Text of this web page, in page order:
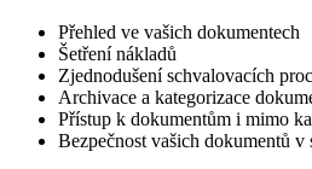
Přehled ve vašich dokumentech
Šetření nákladů
Zjednodušení schvalovacích
Archivace a kategorizace
Přístup k dokumentům i mimo
Bezpečnost vašich dokumentů v